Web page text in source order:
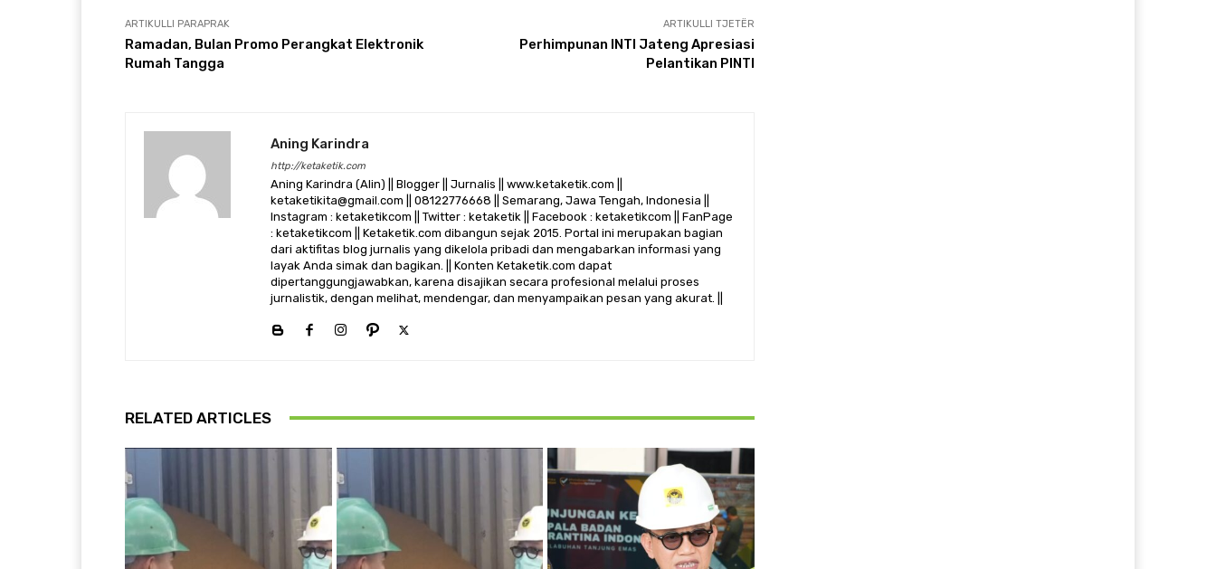
ARTIKULLI PARAPRAK
Ramadan, Bulan Promo Perangkat Elektronik
Rumah Tangga
ARTIKULLI TJETËR
Perhimpunan INTI Jateng Apresiasi
Pelantikan PINTI
Aning Karindra
http://ketaketik.com
Aning Karindra (Alin) || Blogger || Jurnalis || www.ketaketik.com ||
ketaketikita@gmail.com || 08122776668 || Semarang, Jawa Tengah, Indonesia ||
Instagram : ketaketikcom || Twitter : ketaketik || Facebook : ketaketikcom || FanPage
: ketaketikcom || Ketaketik.com dibangun sejak 2015. Portal ini merupakan bagian
dari aktifitas blog jurnalis yang dikelola pribadi dan mengabarkan informasi yang
layak Anda simak dan bagikan. || Konten Ketaketik.com dapat
dipertanggungjawabkan, karena disajikan secara profesional melalui proses
jurnalistik, dengan melihat, mendengar, dan menyampaikan pesan yang akurat. ||
RELATED ARTICLES